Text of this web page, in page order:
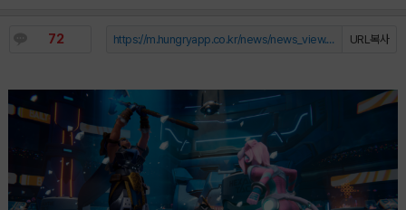
72 URL복사
https://m.hungryapp.co.kr/news/news_view.php?durl=YmNvZGU9b...